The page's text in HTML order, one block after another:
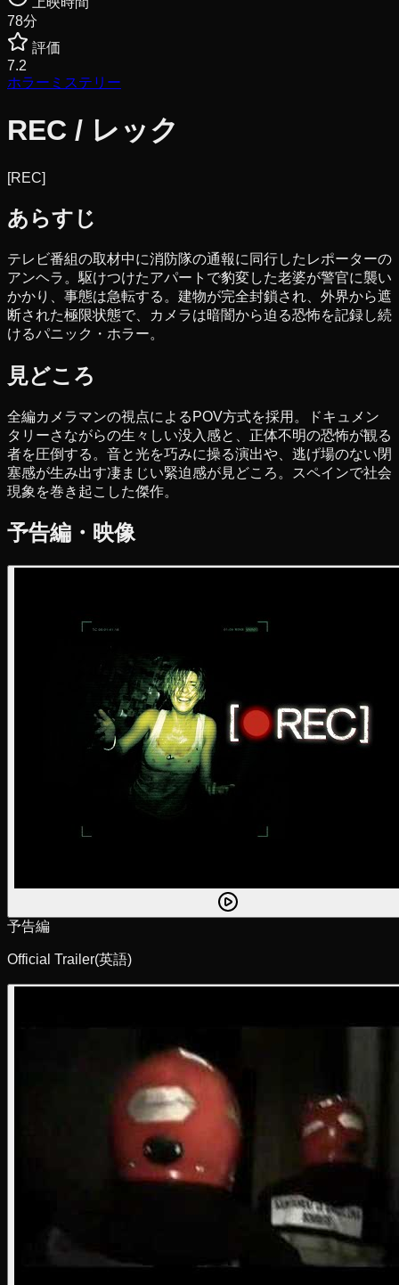
78分
評価
7.2
ホラー ミステリー
REC / レック
[REC]
あらすじ
テレビ番組の取材中に消防隊の通報に同行したレポーターの
アンヘラ。駆けつけたアパートで豹変した老婆が警官に襲い
かかり、事態は急転する。建物が完全封鎖され、外界から遮
断された極限状態で、カメラは暗闇から迫る恐怖を記録し続
けるパニック・ホラー。
見どころ
全編カメラマンの視点によるPOV方式を採用。ドキュメン
タリーさながらの生々しい没入感と、正体不明の恐怖が観る
者を圧倒する。音と光を巧みに操る演出や、逃げ場のない閉
塞感が生み出す凄まじい緊迫感が見どころ。スペインで社会
現象を巻き起こした傑作。
予告編・映像
予告編
Official Trailer(英語)